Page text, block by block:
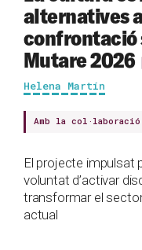
alternatives
confrontació
Mutare 2026
Helena Martín
Amb la
El projecte impulsat
voluntat d’activar
transformar el
actual